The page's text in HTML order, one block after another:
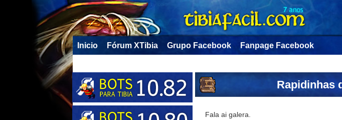
Inicio Fórum XTibia Grupo Facebook Fanpage Facebook
Rapidinhas
Fala ai galera.